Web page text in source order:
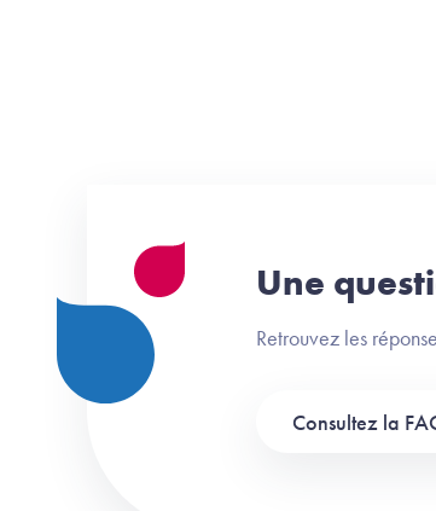
Une
Retrouvez les
Consultez la